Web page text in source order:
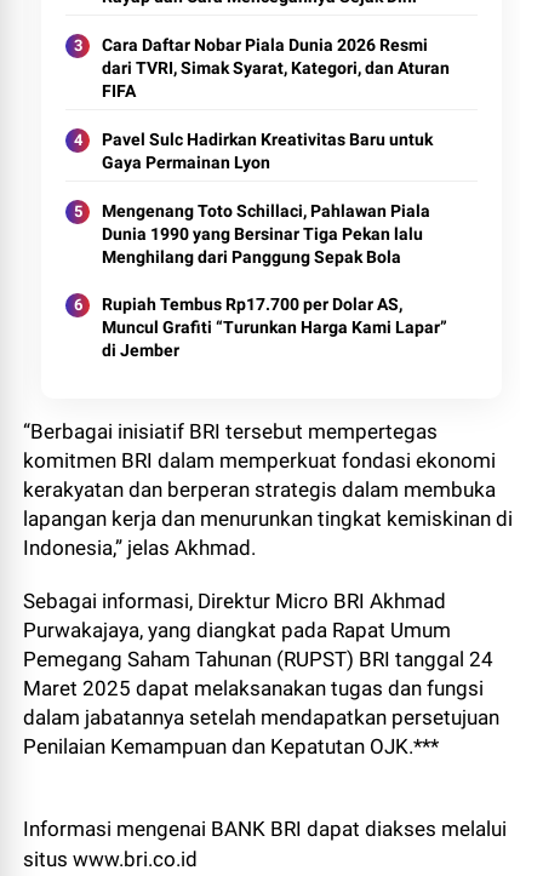
Cara Daftar Nobar Piala Dunia 2026 Resmi
dari TVRI, Simak Syarat, Kategori, dan Aturan
FIFA
Pavel Sulc Hadirkan Kreativitas Baru untuk
Gaya Permainan Lyon
Mengenang Toto Schillaci, Pahlawan Piala
Dunia 1990 yang Bersinar Tiga Pekan lalu
Menghilang dari Panggung Sepak Bola
Rupiah Tembus Rp17.700 per Dolar AS,
Muncul Grafiti “Turunkan Harga Kami Lapar”
di Jember
“Berbagai inisiatif BRI tersebut mempertegas
komitmen BRI dalam memperkuat fondasi ekonomi
kerakyatan dan berperan strategis dalam membuka
lapangan kerja dan menurunkan tingkat kemiskinan di
Indonesia,” jelas Akhmad.
Sebagai informasi, Direktur Micro BRI Akhmad
Purwakajaya, yang diangkat pada Rapat Umum
Pemegang Saham Tahunan (RUPST) BRI tanggal 24
Maret 2025 dapat melaksanakan tugas dan fungsi
dalam jabatannya setelah mendapatkan persetujuan
Penilaian Kemampuan dan Kepatutan OJK.***
Informasi mengenai BANK BRI dapat diakses melalui
situs www.bri.co.id